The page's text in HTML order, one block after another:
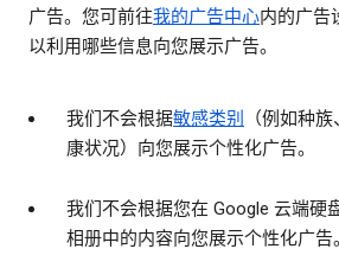
广告。您可前往我的广告中心内的广告
以利用哪些信息向您展示广告。
我们不会根据敏感类别
（例如种
康状况）向您展示个性化广告。
我们不会根据您在 Google 云端硬
相册中的内容向您展示个性化广告。